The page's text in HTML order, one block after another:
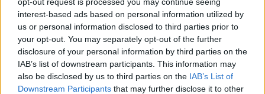
interest-based ads based on personal information utilized by
us or personal information disclosed to third parties prior to
your opt-out. You may separately opt-out of the further
disclosure of your personal information by third parties on the
IAB’s list of downstream participants. This information may
also be disclosed by us to third parties on the IAB’s List of
Downstream Participants that may further disclose it to other